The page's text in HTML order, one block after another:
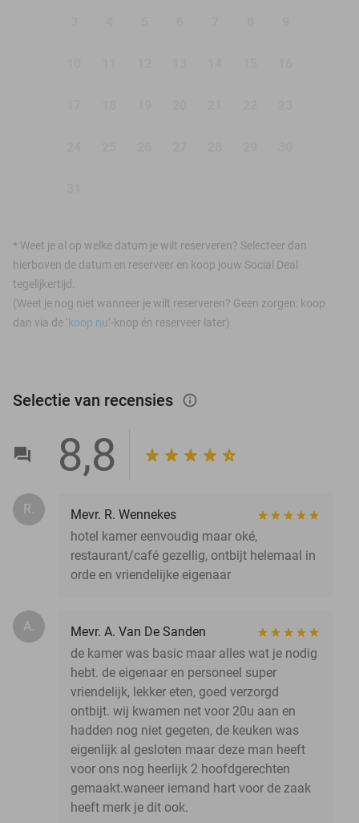
* Weet je al op welke datum je wilt reserveren? Selecteer dan
hierboven de datum en reserveer en koop jouw Social Deal
tegelijkertijd.
(Weet je nog niet wanneer je wilt reserveren? Geen zorgen: koop
dan via de ‘koop nu’-knop én reserveer later)
Selectie van recensies info_outlined
8,8
R.
Mevr. R. Wennekes
hotel kamer eenvoudig maar oké,
restaurant/café gezellig, ontbijt helemaal in
orde en vriendelijke eigenaar
A.
Mevr. A. Van De Sanden
de kamer was basic maar alles wat je nodig
hebt. de eigenaar en personeel super
vriendelijk, lekker eten, goed verzorgd
ontbijt. wij kwamen net voor 20u aan en
hadden nog niet gegeten, de keuken was
eigenlijk al gesloten maar deze man heeft
voor ons nog heerlijk 2 hoofdgerechten
gemaakt.waneer iemand hart voor de zaak
heeft merk je dit ook.